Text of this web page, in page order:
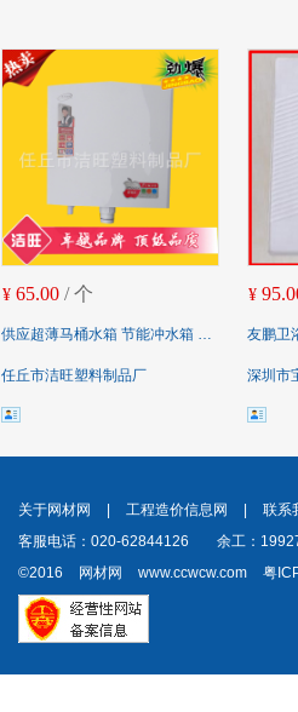
¥ 65.00 / 个
供应超薄马桶水箱 节能冲水箱 座便器水箱 节能冲水箱 款式多样
任丘市洁旺塑料制品厂
¥
友鹏卫浴陶瓷蹲便器
深圳市
关于网材网 工程造价信息网
联系
客服电话：020-62844126
余工：
©2016
网材网 www.ccwcw.com 粤